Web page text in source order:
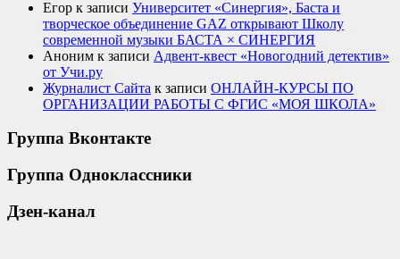
Егор к записи Университет «Синергия», Баста и
творческое объединение GAZ открывают Школу
современной музыки БАСТА × СИНЕРГИЯ
Аноним к записи Адвент-квест «Новогодний детектив»
от Учи.ру
Журналист Сайта к записи ОНЛАЙН-КУРСЫ ПО
ОРГАНИЗАЦИИ РАБОТЫ С ФГИС «МОЯ ШКОЛА»
Группа Вконтакте
Группа Одноклассники
Дзен-канал